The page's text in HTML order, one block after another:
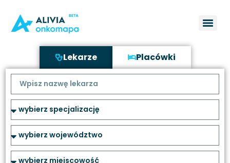
Lekarze Placówki